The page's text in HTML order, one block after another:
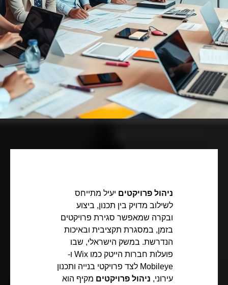
ניהול פרויקטים יעיל מתייחס
לשילוב מדויק בין תכנון, ביצוע
ובקרה שמאפשר סגירת פרויקטים
בזמן, במסגרת תקציבית ובאיכות
הנדרשת. במשק הישראלי, שבו
פועלות חברות הייטק כמו Wix ו-
Mobileye לצד פרויקטי בנייה ותכנון
עירוני, ניהול פרויקטים מקיף הוא